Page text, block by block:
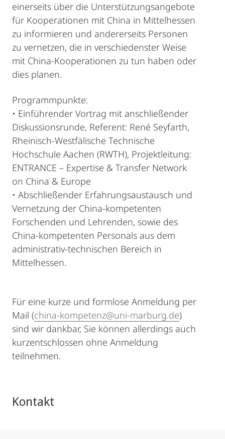
einerseits über die Unterstützungsangebote
für Kooperationen mit China in Mittelhessen
zu informieren und andererseits Personen
zu vernetzen, die in verschiedenster Weise
mit China-Kooperationen zu tun haben oder
dies planen.
Programmpunkte:
• Einführender Vortrag mit anschließender
Diskussionsrunde, Referent: René Seyfarth,
Rheinisch-Westfälische Technische
Hochschule Aachen (RWTH), Projektleitung:
ENTRANCE – Expertise & Transfer Network
on China & Europe
• Abschließender Erfahrungsaustausch und
Vernetzung der China-kompetenten
Forschenden und Lehrenden, sowie des
China-kompetenten Personals aus dem
administrativ-technischen Bereich in
Mittelhessen.
Für eine kurze und formlose Anmeldung per
Mail (china-kompetenz@uni-marburg.de)
sind wir dankbar, Sie können allerdings auch
kurzentschlossen ohne Anmeldung
teilnehmen.
Kontakt